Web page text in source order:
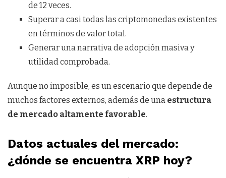
de 12 veces.
Superar a casi todas las criptomonedas existentes
en términos de valor total.
Generar una narrativa de adopción masiva y
utilidad comprobada.
Aunque no imposible, es un escenario que depende de
muchos factores externos, además de una estructura
de mercado altamente favorable.
Datos actuales del mercado:
¿dónde se encuentra XRP hoy?